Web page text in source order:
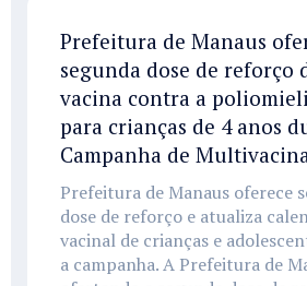
Prefeitura de Manaus
segunda dose de reforço
vacina contra a
para crianças de 4 anos
Campanha de
Prefeitura de Manaus oferece
dose de reforço e atualiza
vacinal de crianças e
a campanha. A Prefeitura de